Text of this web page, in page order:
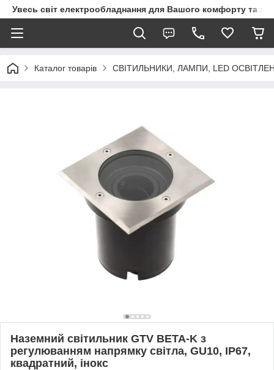
Увесь світ електрообладнання для Вашого комфорту та
Каталог товарів СВІТИЛЬНИКИ, ЛАМПИ, LED
Наземний світильник GTV BETA-K з
регулюванням напрямку світла, GU10, IP67,
квадратний, інокс